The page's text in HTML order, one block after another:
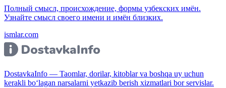
Полный смысл, происхождение, формы узбекских имён.
Узнайте смысл своего имени и имён близких.
ismlar.com
DostavkaInfo — Taomlar, dorilar, kitoblar va boshqa uy uchun
kerakli bo‘lagan narsalarni yetkazib berish xizmatlari bor servislar.